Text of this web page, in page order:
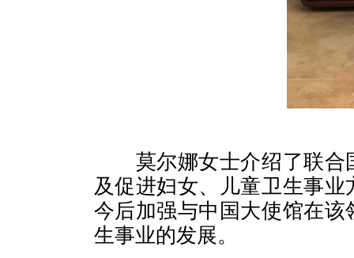
莫尔娜女士介绍了联
及促进妇女、儿童卫生事
今后加强与中国大使馆在
生事业的发展。